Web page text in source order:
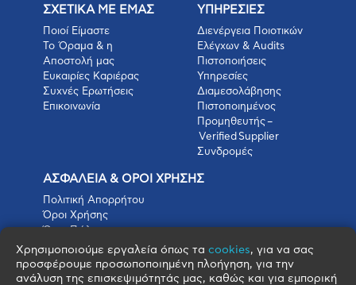
ΣΧΕΤΙΚΑ ΜΕ ΕΜΑΣ
Ποιοί Είμαστε
Το Όραμα & η
Αποστολή μας
Ευκαιρίες Καριέρας
Συχνές Ερωτήσεις
Επικοινωνία
ΥΠΗΡΕΣΙΕΣ
Διενέργεια Ποιοτικών
Ελέγχων & Audits
Πιστοποιήσεις
Υπηρεσίες
Διαμεσολάβησης
Πιστοποιημένος
Προμηθευτής –
Verified Supplier
Συνδρομές
ΑΣΦΑΛΕΙΑ & ΟΡΟΙ ΧΡΗΣΗΣ
Πολιτική Απορρήτου
Όροι Χρήσης
Όροι Πώλησης
Όροι Αγοράς
Πολιτική Cookies
Πνευματικά Δικαιώματα
Χρησιμοποιούμε εργαλεία όπως τα cookies, για να σας
προσφέρουμε προσωποποιημένη πλοήγηση, για την
ανάλυση της επισκεψιμότητάς μας, καθώς και για εμπορική